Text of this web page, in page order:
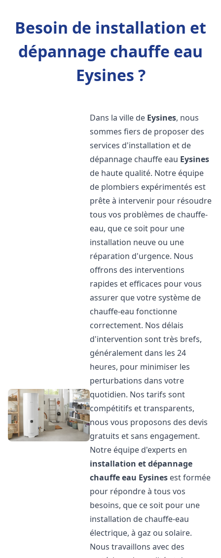
Besoin de installation et
dépannage chauffe eau
Eysines ?
Dans la ville de Eysines, nous
sommes fiers de proposer des
services d'installation et de
dépannage chauffe eau Eysines
de haute qualité. Notre équipe
de plombiers expérimentés est
prête à intervenir pour résoudre
tous vos problèmes de chauffe-
eau, que ce soit pour une
installation neuve ou une
réparation d'urgence. Nous
offrons des interventions
rapides et efficaces pour vous
assurer que votre système de
chauffe-eau fonctionne
correctement. Nos délais
d'intervention sont très brefs,
généralement dans les 24
heures, pour minimiser les
perturbations dans votre
quotidien. Nos tarifs sont
compétitifs et transparents,
nous vous proposons des devis
gratuits et sans engagement.
Notre équipe d'experts en
installation et dépannage
chauffe eau Eysines est formée
pour répondre à tous vos
besoins, que ce soit pour une
installation de chauffe-eau
électrique, à gaz ou solaire.
Nous travaillons avec des